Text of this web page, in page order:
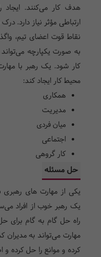
هدف کار می‌کنند. ایجاد
ارتباطی مؤثر نیاز دارد.
نقاط قوت اعضای تیم،
به صورت یکپارچه
کار شود. یک رهبر با
محیط کار ایجاد کند:
همکاری
مدیریت
میان فردی
اجتماعی
کار گروهی
حل مسئله
یکی از مهارت های
یک رهبر خوب از افراد
راه حل گام به گام برای
مهارت می‌تواند به
کرده و موانع را حل کرده و